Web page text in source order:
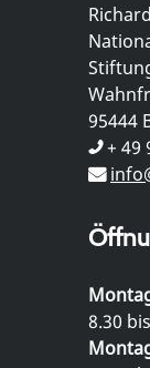
95444
+ 49
8.30